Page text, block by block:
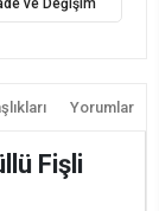
Yorumlar
Fişli